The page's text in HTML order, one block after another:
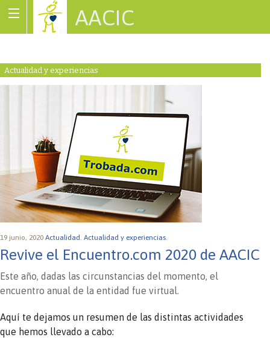
AACIC
Actualidad y experiencias
19 junio, 2020 Actualidad. Actualidad y experiencias.
Revive el Encuentro.com 2020 de AACIC
Este año, dadas las circunstancias del momento, el
encuentro anual de la entidad fue virtual.
Aquí te dejamos un resumen de las distintas actividades
que hemos llevado a cabo: